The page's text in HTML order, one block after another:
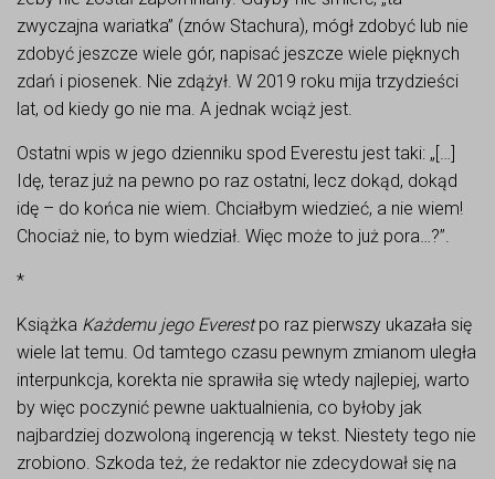
zwyczajna wariatka” (znów Stachura), mógł zdobyć lub nie
zdobyć jeszcze wiele gór, napisać jeszcze wiele pięknych
zdań i piosenek. Nie zdążył. W 2019 roku mija trzydzieści
lat, od kiedy go nie ma. A jednak wciąż jest.
Ostatni wpis w jego dzienniku spod Everestu jest taki: „[…]
Idę, teraz już na pewno po raz ostatni, lecz dokąd, dokąd
idę – do końca nie wiem. Chciałbym wiedzieć, a nie wiem!
Chociaż nie, to bym wiedział. Więc może to już pora…?”.
*
Książka Każdemu jego Everestpo raz pierwszy ukazała się
wiele lat temu. Od tamtego czasu pewnym zmianom uległa
interpunkcja, korekta nie sprawiła się wtedy najlepiej, warto
by więc poczynić pewne uaktualnienia, co byłoby jak
najbardziej dozwoloną ingerencją w tekst. Niestety tego nie
zrobiono. Szkoda też, że redaktor nie zdecydował się na